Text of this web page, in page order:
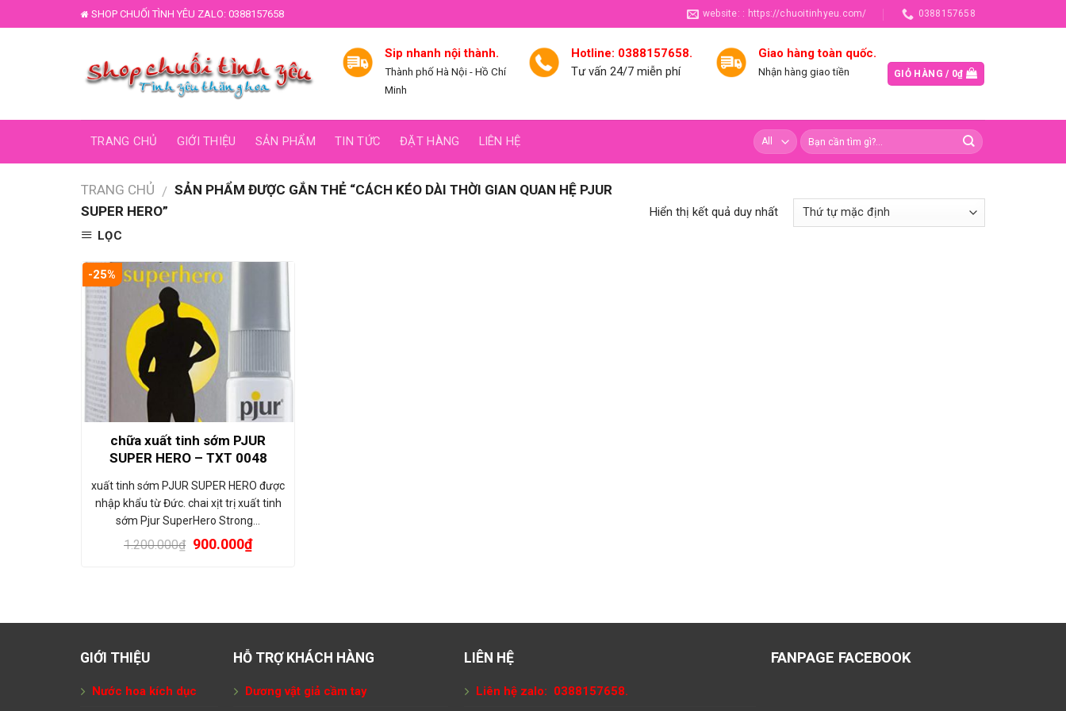
to
SHOP CHUỐI TÌNH YÊU ZALO: 0388157658 website: : https://chuoitinhyeu.com/ 0388157658
Sip nhanh nội thành.
Thành phố Hà Nội - Hồ Chí
Minh
Hotline: 0388157658.
Tư vấn 24/7 miễn phí
Giao hàng toàn quốc.
Nhận hàng giao tiền GIỎ HÀNG / 0₫
TRANG CHỦ GIỚI THIỆU SẢN PHẨM TIN TỨC ĐẶT HÀNG LIÊN HỆ
TRANG CHỦ / SẢN PHẨM ĐƯỢC GẮN THẺ “CÁCH KÉO DÀI THỜI GIAN QUAN HỆ PJUR
SUPER HERO”
LỌC
Hiển thị kết quả duy nhất
-25%
chữa xuất tinh sớm PJUR
SUPER HERO – TXT 0048
xuất tinh sớm PJUR SUPER HERO được
nhập khẩu từ Đức. chai xịt trị xuất tinh
sớm Pjur SuperHero Strong…
1.200.000₫ 900.000₫
GIỚI THIỆU
Nước hoa kích dục
HỖ TRỢ KHÁCH HÀNG
Dương vật giả cầm tay
LIÊN HỆ
Liên hệ zalo: 0388157658.
FANPAGE FACEBOOK